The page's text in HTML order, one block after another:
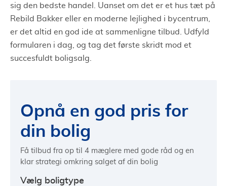
sig den bedste handel. Uanset om det er et hus tæt på
Rebild Bakker eller en moderne lejlighed i bycentrum,
er det altid en god ide at sammenligne tilbud. Udfyld
formularen i dag, og tag det første skridt mod et
succesfuldt boligsalg.
Opnå en god pris for
din bolig
Få tilbud fra op til 4 mæglere med gode råd og en
klar strategi omkring salget af din bolig
Vælg boligtype